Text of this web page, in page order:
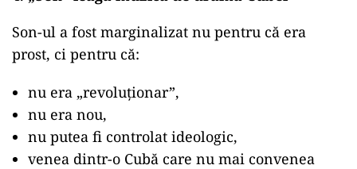
Son-ul a fost marginalizat nu pentru că era
prost, ci pentru că:
nu era „revoluționar”,
nu era nou,
nu putea fi controlat ideologic,
venea dintr-o Cubă care nu mai convenea